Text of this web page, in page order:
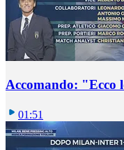
Accomando: "Ecco
01:51